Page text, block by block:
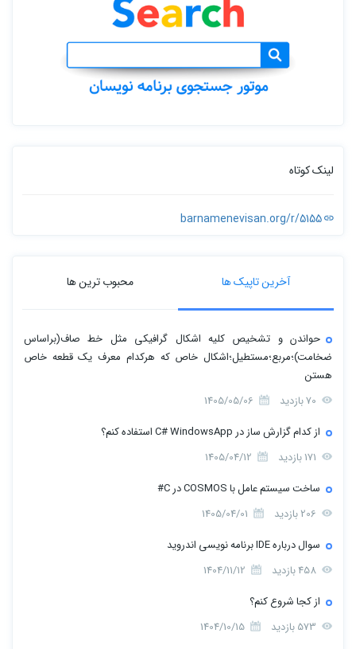
لینک کوتاه
آخرین تاپیک ها محبوب ترین ها
حواندن و تشخیص کلیه اشکال گرافیکی مثل خط صاف(براساس
ضخامت)؛مربع؛مستطیل؛اشکال خاص که هرکدام معرف یک قطعه خاص
هستن
از کدام گزارش ساز در C# WindowsApp استفاده کنم؟
ساخت سیستم عامل با COSMOS در C#
سوال درباره IDE برنامه نویسی اندروید
از کجا شروع کنم؟